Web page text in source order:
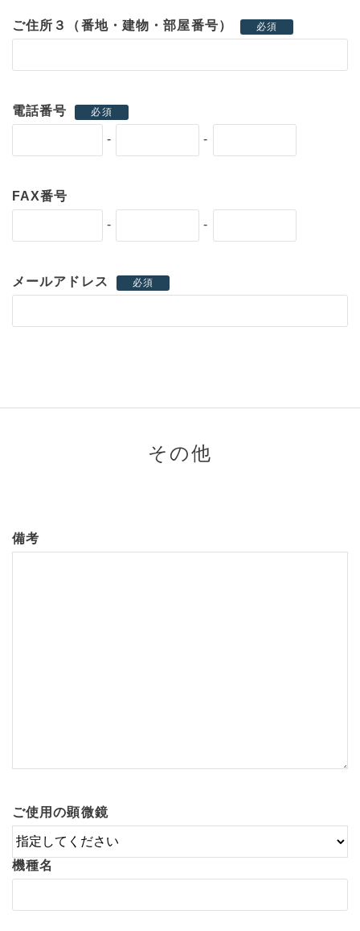
ご住所３（番地・建物・部屋番号） 必須
電話番号 必須
- -
FAX番号
- -
メールアドレス 必須
その他
備考
ご使用の顕微鏡
機種名